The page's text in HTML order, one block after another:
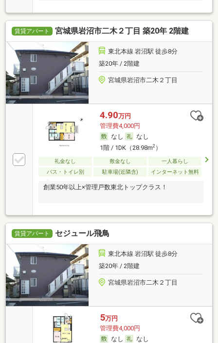
賃貸アパート 宮城県岩沼市二木２丁目 築20年 2階建
東北本線 岩沼駅 徒歩8分
築20年 / 2階建
宮城県岩沼市二木２丁目
4.90万円
管理費4,000円
なし
なし
1階 / 1DK（28.98m2）
礼金なし 敷金なし
一人暮らし
バス・トイレ別
駐車場(近隣含) インターネット無料
創業50年以上×管理戸数東北トップクラス！
賃貸アパート セジュール飛鳥
東北本線 岩沼駅 徒歩8分
築20年 / 2階建
宮城県岩沼市二木２丁目
5万円
管理費4,000円
なし
なし